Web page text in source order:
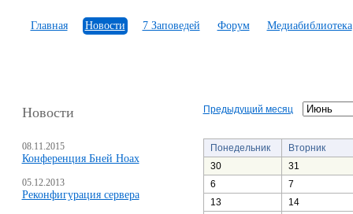
Главная Новости 7 Заповедей Форум Медиабиблиотека
Новости
08.11.2015
Конференция Бней Ноах
05.12.2013
Реконфигурация сервера
Предыдущий месяц
Понедельник
Вторник
30
31
6
7
13
14